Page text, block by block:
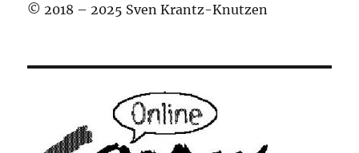
© 2018 – 2025 Sven Krantz-Knutzen